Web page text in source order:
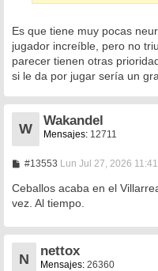
Es que tiene muy pocas
jugador increíble, pero no
parecer tienen otras
si le da por jugar sería un
W
Wakandel
Mensajes: 12711
#13553M
n
s
a
e
Lun Jul 27, 2026
Ceballos acaba en el
vez. Al tiempo.
N
nettox
Mensajes: 26360